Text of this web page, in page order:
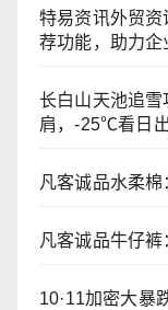
特易资讯外贸
荐功能，助力
长白山天池追
肩，-25℃看日
凡客诚品水柔
凡客诚品牛仔
10·11加密大暴